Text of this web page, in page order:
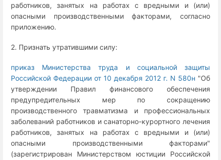
работников, занятых на работах с вредными и (или)
опасными производственными факторами, согласно
приложению.
2. Признать утратившими силу:
приказ Министерства труда и социальной защиты
Российской Федерации от 10 декабря 2012 г. N 580н "Об
утверждении Правил финансового обеспечения
предупредительных мер по сокращению
производственного травматизма и профессиональных
заболеваний работников и санаторно-курортного лечения
работников, занятых на работах с вредными и (или)
опасными производственными факторами"
(зарегистрирован Министерством юстиции Российской